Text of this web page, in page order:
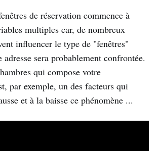
de réservation commence à
multiples car, de nombreux
influencer le type de "fenêtres"
sera probablement confrontée.
qui compose votre
par exemple, un des facteurs qui
et à la baisse ce phénomène ...